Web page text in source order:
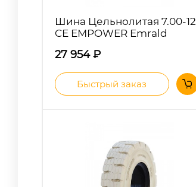
Шина Цельнолитая 7.00-12
CE EMPOWER Emrald
27 954₽
Быстрый заказ